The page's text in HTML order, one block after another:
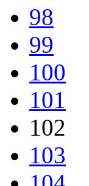
98
99
100
101
102
103